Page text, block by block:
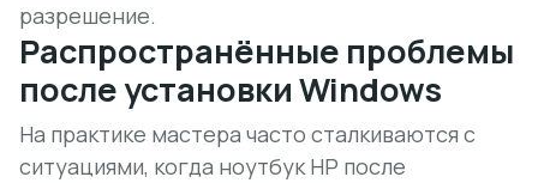
разрешение.
Распространённые проблемы
после установки Windows
На практике мастера часто сталкиваются с
ситуациями, когда ноутбук HP после